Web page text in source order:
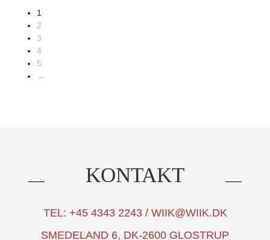
1
2
3
4
5
→
KONTAKT
TEL: +45 4343 2243 / WIIK@WIIK.DK
SMEDELAND 6, DK-2600 GLOSTRUP